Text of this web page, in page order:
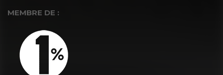
MEMBRE DE :